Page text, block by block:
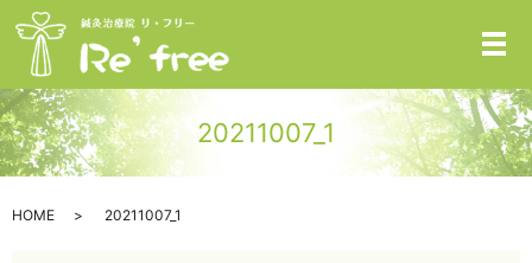
メ
20211007_1
HOME 20211007_1